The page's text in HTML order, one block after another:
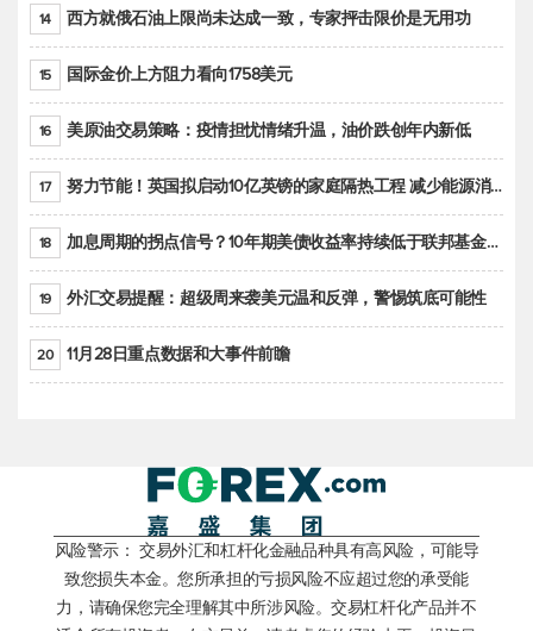
14 西方就俄石油上限尚未达成一致，专家抨击限价是无用功
15 国际金价上方阻力看向1758美元
16 美原油交易策略：疫情担忧情绪升温，油价跌创年内新低
17 努力节能！英国拟启动10亿英镑的家庭隔热工程 减少能源消耗
18 加息周期的拐点信号？10年期美债收益率持续低于联邦基金利率目标区间
19 外汇交易提醒：超级周来袭美元温和反弹，警惕筑底可能性
20 11月28日重点数据和大事件前瞻
风险警示： 交易外汇和杠杆化金融品种具有高风险，可能导
致您损失本金。您所承担的亏损风险不应超过您的承受能
力，请确保您完全理解其中所涉风险。交易杠杆化产品并不